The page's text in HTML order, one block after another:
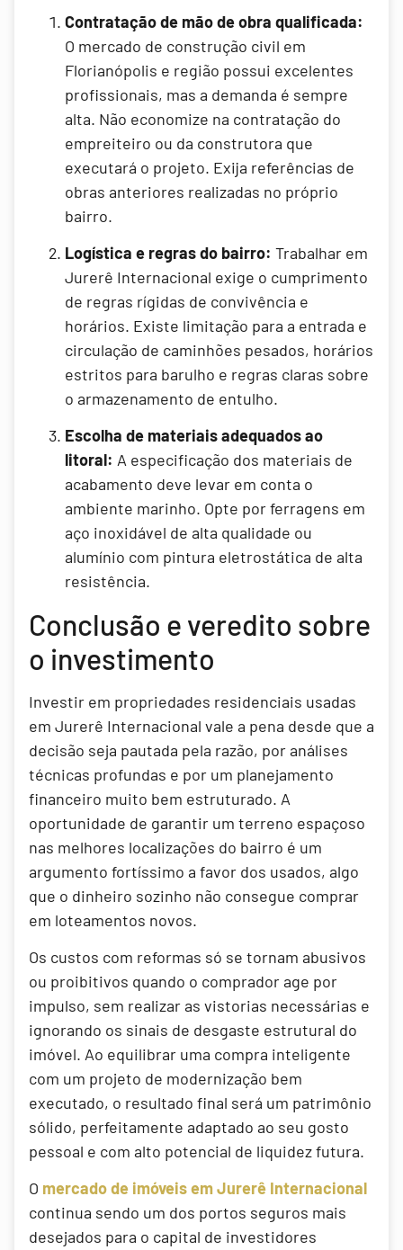
Contratação de mão de obra qualificada:
O mercado de construção civil em
Florianópolis e região possui excelentes
profissionais, mas a demanda é sempre
alta. Não economize na contratação do
empreiteiro ou da construtora que
executará o projeto. Exija referências de
obras anteriores realizadas no próprio
bairro.
Logística e regras do bairro: Trabalhar em
Jurerê Internacional exige o cumprimento
de regras rígidas de convivência e
horários. Existe limitação para a entrada e
circulação de caminhões pesados, horários
estritos para barulho e regras claras sobre
o armazenamento de entulho.
Escolha de materiais adequados ao
litoral: A especificação dos materiais de
acabamento deve levar em conta o
ambiente marinho. Opte por ferragens em
aço inoxidável de alta qualidade ou
alumínio com pintura eletrostática de alta
resistência.
Conclusão e veredito sobre
o investimento
Investir em propriedades residenciais usadas
em Jurerê Internacional vale a pena desde que a
decisão seja pautada pela razão, por análises
técnicas profundas e por um planejamento
financeiro muito bem estruturado. A
oportunidade de garantir um terreno espaçoso
nas melhores localizações do bairro é um
argumento fortíssimo a favor dos usados, algo
que o dinheiro sozinho não consegue comprar
em loteamentos novos.
Os custos com reformas só se tornam abusivos
ou proibitivos quando o comprador age por
impulso, sem realizar as vistorias necessárias e
ignorando os sinais de desgaste estrutural do
imóvel. Ao equilibrar uma compra inteligente
com um projeto de modernização bem
executado, o resultado final será um patrimônio
sólido, perfeitamente adaptado ao seu gosto
pessoal e com alto potencial de liquidez futura.
O mercado de imóveis em Jurerê Internacional
continua sendo um dos portos seguros mais
desejados para o capital de investidores